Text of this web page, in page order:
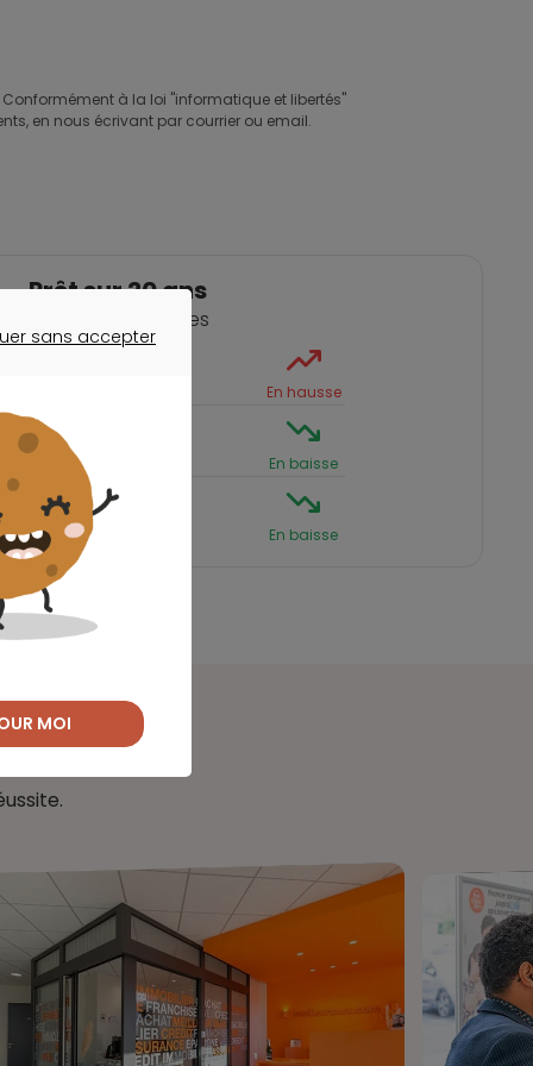
à la loi "informatique et libertés"
en nous écrivant par courrier ou email.
Prêt sur 20 ans
Region Rhone Alpes
En hausse
En baisse
3,44 %
En baisse
sans accepter
MOI